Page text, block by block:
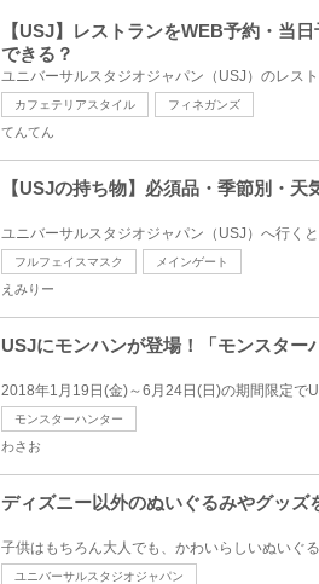
【USJ】レストランをWEB予約・当
できる？
カフェテリアスタイル フィネガンズ
てんてん
【USJの持ち物】必須品・季節別・天
フルフェイスマスク メインゲート
えみりー
USJにモンハンが登場！「モンスター
モンスターハンター
わさお
ディズニー以外のぬいぐるみやグッズ
ユニバーサルスタジオジャパン